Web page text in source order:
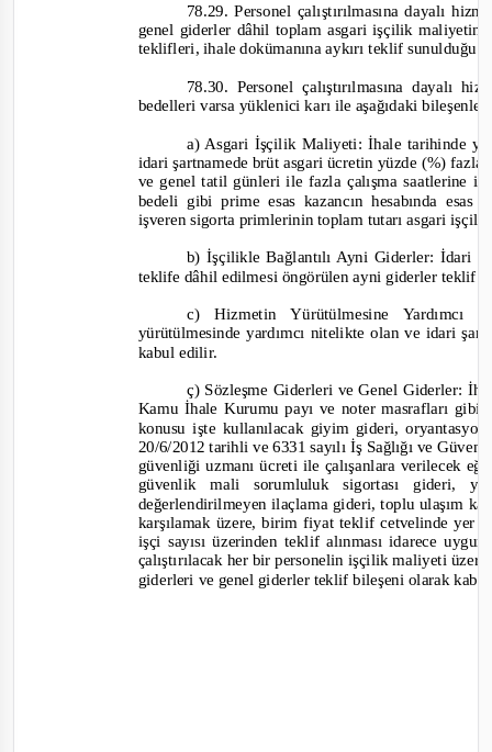
78.29. Personel çalıştırılmasına dayalı
genel giderler dâhil toplam asgari işçilik
teklifleri, ihale dokümanına aykırı teklif sunulduğu
78.30. Personel çalıştırılmasına dayalı
bedelleri varsa yüklenici karı ile aşağıdaki
a) Asgari İşçilik Maliyeti: İhale tarihinde
idari şartnamede brüt asgari ücretin yüzde (%)
ve genel tatil günleri ile fazla çalışma saatlerine
bedeli gibi prime esas kazancın hesabında esas
işveren sigorta primlerinin toplam tutarı asgari
b) İşçilikle Bağlantılı Ayni Giderler: İdari
teklife dâhil edilmesi öngörülen ayni giderler teklif
c) Hizmetin Yürütülmesine
yürütülmesinde yardımcı nitelikte olan ve idari
kabul edilir.
ç) Sözleşme Giderleri ve Genel Giderler:
Kamu İhale Kurumu payı ve noter masrafları
konusu işte kullanılacak giyim gideri,
20/6/2012 tarihli ve 6331 sayılı İş Sağlığı ve
güvenliği uzmanı ücreti ile çalışanlara verilecek
güvenlik mali sorumluluk sigortası
değerlendirilmeyen ilaçlama gideri, toplu ulaşım
karşılamak üzere, birim fiyat teklif cetvelinde
işçi sayısı üzerinden teklif alınması idarece
çalıştırılacak her bir personelin işçilik maliyeti
giderleri ve genel giderler teklif bileşeni olarak